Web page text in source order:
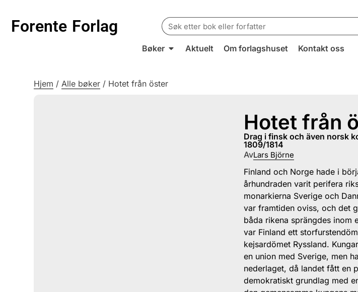
Forente Forlag
Search
for:
Bøker Aktuelt Om forlagshuset Kontakt oss
Hjem /Alle bøker / Hotet från öster
Hotet från
drag i finsk och även norsk konstitutionell historia fram till
1809/1814
AvLars Björne
Finland och Norge hade i
århundraden varit perifera
monarkierna Sverige och
var framtiden oviss, och det
båda rikena sprängdes inom
var Finland ett
kejsardömet Ryssland.
en union med Sverige, men
nederlaget, då landet fått en
demokratiskt grundlag med